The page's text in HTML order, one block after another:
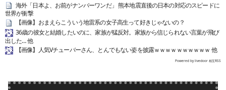
海外「日本よ、お前がナンバーワンだ」 熊本地震直後の日本の対応のスピードに
世界が衝撃
【画像】おまえらこういう地雷系の女子高生って好きじゃないの？
36歳の彼女と結婚したいのに、家族が猛反対。家族から信じられない言葉が飛び
出した… 他
【画像】人気Vチューバーさん、とんでもない姿を披露ｗｗｗｗｗｗｗｗｗｗ 他
Powered by livedoor 相互RSS